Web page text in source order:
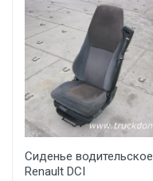
Сиденье водительское
Renault DCI